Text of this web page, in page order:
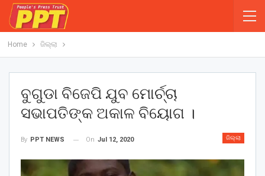
Home ଜିଲ୍ଲା
ବୁଗୁଡା ବିଜେପି ଯୁବ ମୋର୍ଚ୍ଚା
ସଭାପତିଙ୍କ ଅକାଳ ବିୟୋଗ ।
ଜିଲ୍ଲା
By PPT NEWS On Jul 12, 2020